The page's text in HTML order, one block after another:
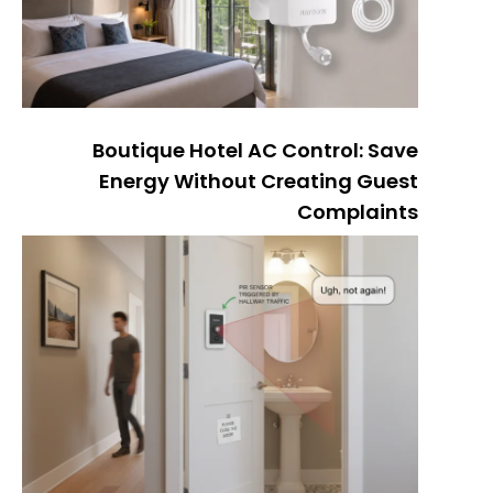
Boutique Hotel AC Control: Save
Energy Without Creating Guest
Complaints